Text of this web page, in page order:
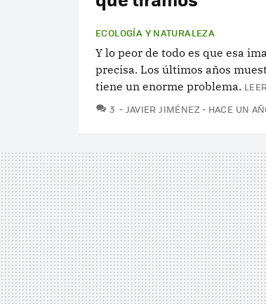
ECOLOGÍA Y NATURALEZA
Y lo peor de todo es que esa
precisa. Los últimos años
tiene un enorme problema.
3 COMENTARIOS
JAVIER JIMÉNEZ HACE UN